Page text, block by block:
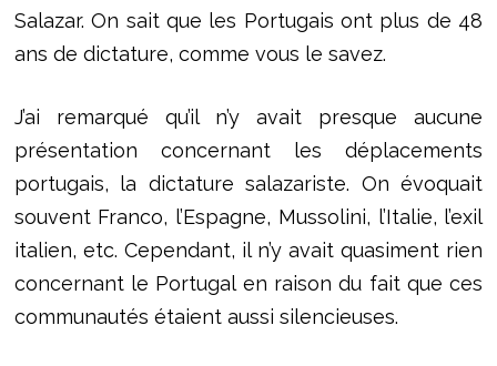
Salazar. On sait que les Portugais ont plus de 48
ans de dictature, comme vous le savez.
J’ai remarqué qu’il n’y avait presque aucune
présentation concernant les déplacements
portugais, la dictature salazariste. On évoquait
souvent Franco, l’Espagne, Mussolini, l’Italie, l’exil
italien, etc. Cependant, il n’y avait quasiment rien
concernant le Portugal en raison du fait que ces
communautés étaient aussi silencieuses.